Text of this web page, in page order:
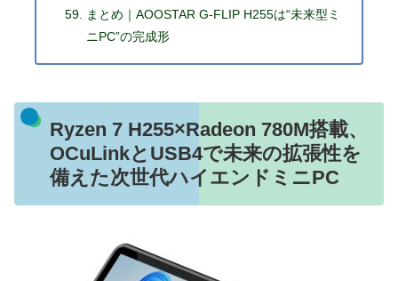
まとめ｜AOOSTAR G-FLIP H255は“未来型ミ
ニPC”の完成形
Ryzen 7 H255×Radeon 780M搭載、
OCuLinkとUSB4で未来の拡張性を
備えた次世代ハイエンドミニPC